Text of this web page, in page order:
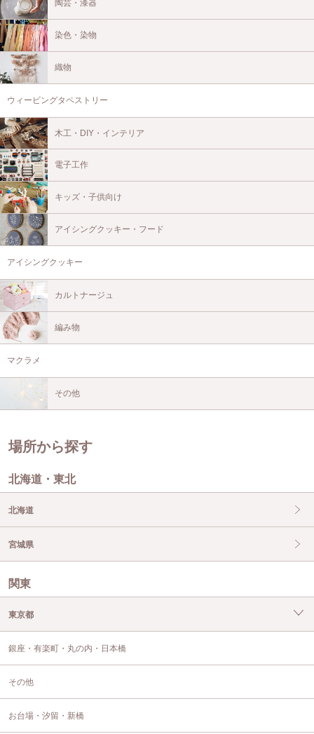
陶芸・漆器
染色・染物
織物
ウィービングタペストリー
木工・DIY・インテリア
電子工作
キッズ・子供向け
アイシングクッキー・フード
アイシングクッキー
カルトナージュ
編み物
マクラメ
その他
場所から探す
北海道・東北
北海道
宮城県
関東
東京都
銀座・有楽町・丸の内・日本橋
その他
お台場・汐留・新橋